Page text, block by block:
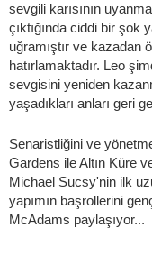
sevgili karısının
çıktığında ciddi bir şok
uğramıştır ve kazadan
hatırlamaktadır. Leo
sevgisini yeniden
yaşadıkları anları geri
Senaristliğini ve
Gardens ile Altın Küre
Michael Sucsy'nin ilk
yapımın başrollerini
McAdams paylaşıyor...